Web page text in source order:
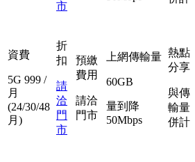
市
資費
5G 999 /
月
(24/30/48
月)
折
扣
請
洽
門
市
預繳
費用
請洽
門市
上網傳輸量
60GB
量到降
50Mbps
熱點
分享
與傳
輸量
併計